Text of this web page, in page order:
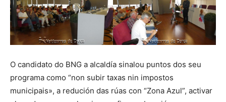
O candidato do BNG a alcaldía sinalou puntos dos seu
programa como “non subir taxas nin impostos
municipais», a redución das rúas con “Zona Azul”, activar